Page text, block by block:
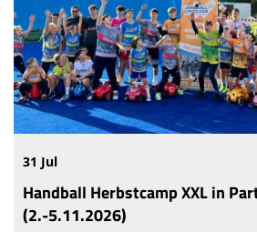
Sponsoren
Vereinskollektion
Fanshop
31 Jul
Handball Herbstcamp XXL in
(2.-5.11.2026)